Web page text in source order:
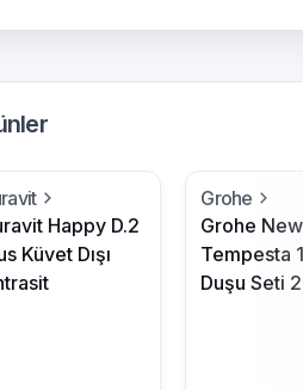
Happy D.2
Küvet Dışı
Grohe
Grohe New
Tempesta
Duşu Seti 2